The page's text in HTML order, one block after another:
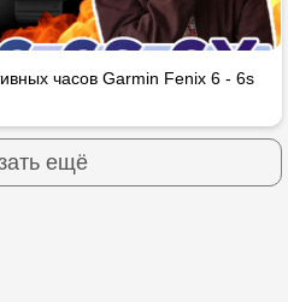
часов Garmin Fenix 6 - 6s
ещё